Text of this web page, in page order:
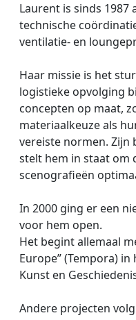
Laurent is sinds
technische
ventilatie- en
Haar missie is het
logistieke opvolging
concepten op maat,
materiaalkeuze als
vereiste normen. Zijn
stelt hem in staat om
scenografieën
In 2000 ging er een
voor hem open.
Het begint allemaal
Europe” (Tempora)
Kunst en
Andere projecten